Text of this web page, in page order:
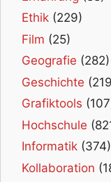
Ethik (229)
Film (25)
Geografie (282)
Geschichte
Grafiktools
Hochschule
Informatik (374)
Kollaboration